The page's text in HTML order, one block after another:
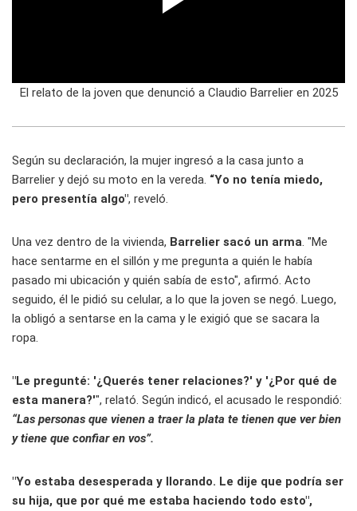
El relato de la joven que denunció a Claudio Barrelier en 2025
Según su declaración, la mujer ingresó a la casa junto a
Barrelier y dejó su moto en la vereda. “Yo no tenía miedo,
pero presentía algo", reveló.
Una vez dentro de la vivienda, Barrelier sacó un arma. "Me
hace sentarme en el sillón y me pregunta a quién le había
pasado mi ubicación y quién sabía de esto", afirmó. Acto
seguido, él le pidió su celular, a lo que la joven se negó. Luego,
la obligó a sentarse en la cama y le exigió que se sacara la
ropa.
"Le pregunté: '¿Querés tener relaciones?' y '¿Por qué de
esta manera?'", relató. Según indicó, el acusado le respondió:
“Las personas que vienen a traer la plata te tienen que ver bien
y tiene que confiar en vos”.
"Yo estaba desesperada y llorando. Le dije que podría ser
su hija, que por qué me estaba haciendo todo esto",